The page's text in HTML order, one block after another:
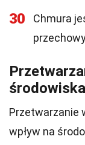
30
Chmura
środowiska
Przetwarzanie
wpływ na